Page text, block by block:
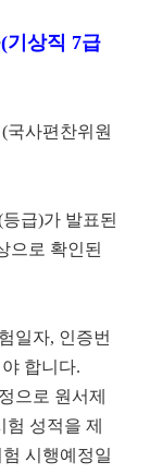
(기상직 7급
국사편찬위원
급)가 발표된
으로 확인된
일자, 인증번
합니다.
으로 원서제
성적을 제
시행예정일